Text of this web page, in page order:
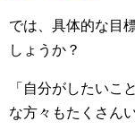
では、具体的な目
しょうか？
「自分がしたいこ
な方々もたくさん